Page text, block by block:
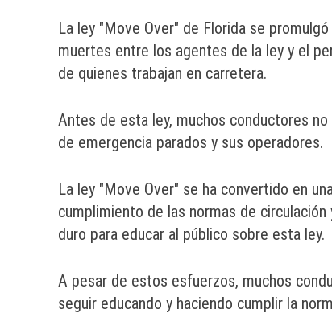
La ley "Move Over" de Florida se
muertes entre los agentes de la ley y el
de quienes trabajan en carretera.
Antes de esta ley, muchos conductores
de emergencia parados y sus operadores.
La ley "Move Over" se ha convertido en
cumplimiento de las normas de
duro para educar al público sobre esta ley.
A pesar de estos esfuerzos, muchos
seguir educando y haciendo cumplir la